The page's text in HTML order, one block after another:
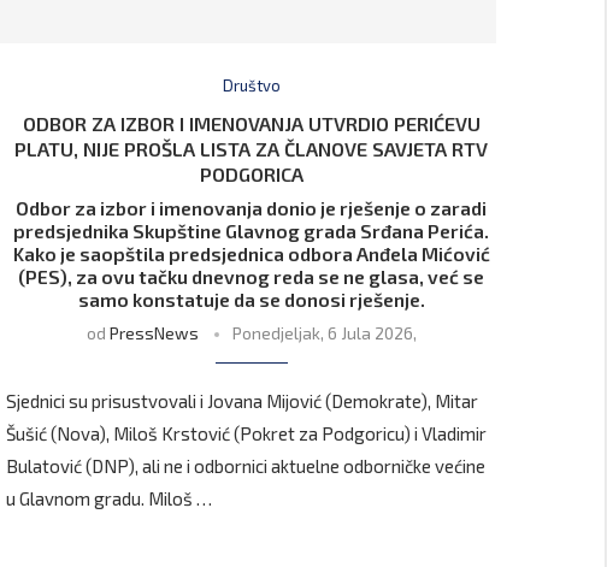
Društvo
ODBOR ZA IZBOR I IMENOVANJA UTVRDIO PERIĆEVU
PLATU, NIJE PROŠLA LISTA ZA ČLANOVE SAVJETA RTV
PODGORICA
Odbor za izbor i imenovanja donio je rješenje o zaradi
predsjednika Skupštine Glavnog grada Srđana Perića.
Kako je saopštila predsjednica odbora Anđela Mićović
(PES), za ovu tačku dnevnog reda se ne glasa, već se
samo konstatuje da se donosi rješenje.
od PressNews Ponedjeljak, 6 Jula 2026,
Sjednici su prisustvovali i Jovana Mijović (Demokrate), Mitar
Šušić (Nova), Miloš Krstović (Pokret za Podgoricu) i Vladimir
Bulatović (DNP), ali ne i odbornici aktuelne odborničke većine
u Glavnom gradu. Miloš …